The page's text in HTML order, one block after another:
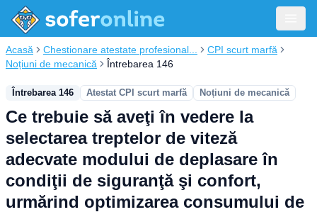
Acasă Chestionare atestate profesional...
CPI scurt marfă
Noțiuni de mecanică
Întrebarea 146
Întrebarea 146 Atestat CPI scurt marfă Noțiuni de mecanică
Ce trebuie să aveţi în vedere la
selectarea treptelor de viteză
adecvate modului de deplasare în
condiţii de siguranţă şi confort,
urmărind optimizarea consumului de